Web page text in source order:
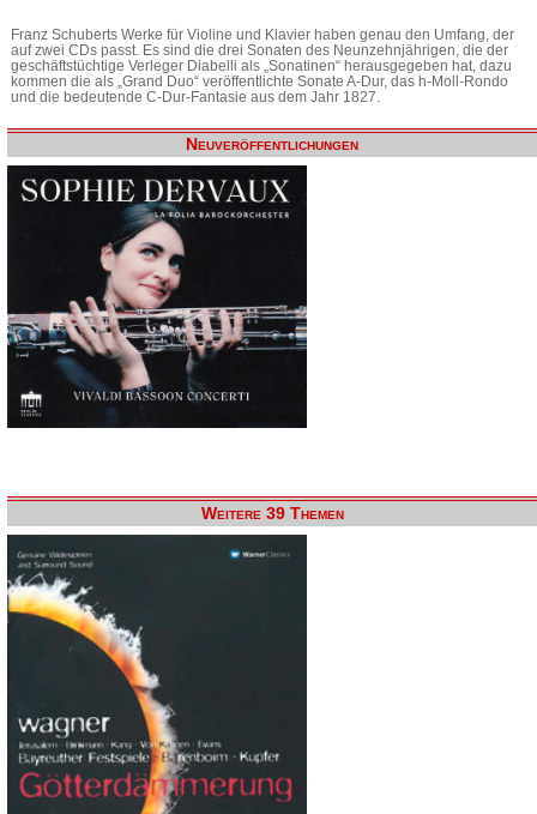
Franz Schuberts Werke für Violine und Klavier haben genau den Umfang, der
auf zwei CDs passt. Es sind die drei Sonaten des Neunzehnjährigen, die der
geschäftstüchtige Verleger Diabelli als „Sonatinen“ herausgegeben hat, dazu
kommen die als „Grand Duo“ veröffentlichte Sonate A-Dur, das h-Moll-Rondo
und die bedeutende C-Dur-Fantasie aus dem Jahr 1827.
Neuveröffentlichungen
Weitere 39 Themen